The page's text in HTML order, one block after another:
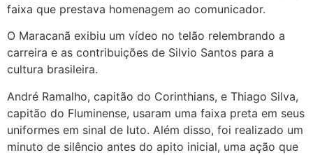
faixa que prestava homenagem ao comunicador.
O Maracanã exibiu um vídeo no telão relembrando a
carreira e as contribuições de Silvio Santos para a
cultura brasileira.
André Ramalho, capitão do Corinthians, e Thiago Silva,
capitão do Fluminense, usaram uma faixa preta em seus
uniformes em sinal de luto. Além disso, foi realizado um
minuto de silêncio antes do apito inicial, uma ação que